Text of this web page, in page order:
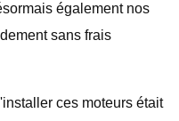
également nos
sans frais
ces moteurs était